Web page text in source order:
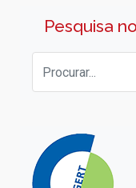
Pesquisa